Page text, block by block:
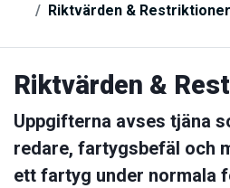
Riktvärden & Restriktioner
Riktvärden &
Uppgifterna avses tjäna
redare, fartygsbefäl och
ett fartyg under normala